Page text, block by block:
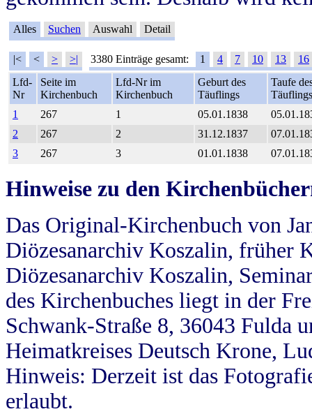
Alles Suchen Auswahl Detail
|< < > >| 3380 Einträge gesamt: 1 4 7 10 13
16
Lfd-
Nr
Seite im
Kirchenbuch
Lfd-Nr im
Kirchenbuch
Geburt des
Täuflings
Taufe
Täuflings
1
267 1 05.01.1838
2
267 2 31.12.1837
3
267 3 01.01.1838
Hinweise zu den
Das Original-Kirchenbuch von
Diözesanarchiv Koszalin, früher
Diözesanarchiv Koszalin,
des Kirchenbuches liegt in der
Schwank-Straße 8, 36043 Fulda
Heimatkreises Deutsch Krone,
Hinweis: Derzeit ist das
erlaubt.